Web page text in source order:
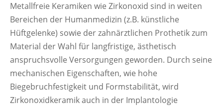
Metallfreie Keramiken wie Zirkonoxid sind in weiten
Bereichen der Humanmedizin (z.B. künstliche
Hüftgelenke) sowie der zahnärztlichen Prothetik zum
Material der Wahl für langfristige, ästhetisch
anspruchsvolle Versorgungen geworden. Durch seine
mechanischen Eigenschaften, wie hohe
Biegebruchfestigkeit und Formstabilität, wird
Zirkonoxidkeramik auch in der Implantologie